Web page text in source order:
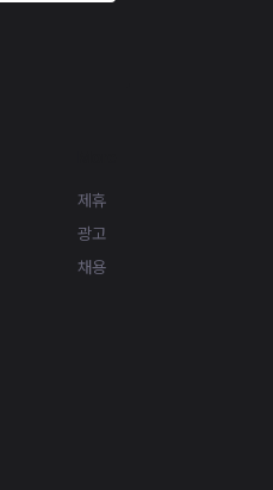
제휴
광고
채용